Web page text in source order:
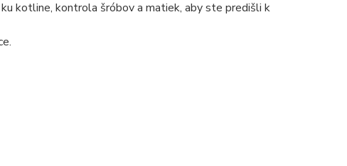
kotline, kontrola šróbov a matiek, aby ste predišli k